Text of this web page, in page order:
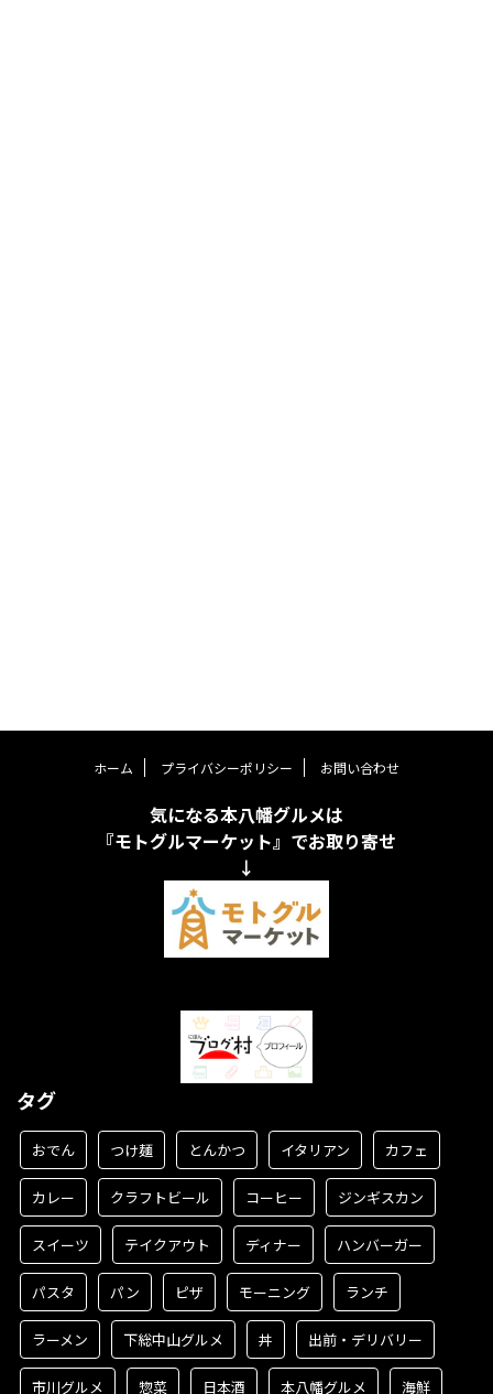
ホーム プライバシーポリシー お問い合わせ
気になる本八幡グルメは
『モトグルマーケット』でお取り寄せ
↓
タグ
おでん つけ麺 とんかつ イタリアン カフェ
カレー クラフトビール コーヒー ジンギスカン
スイーツ テイクアウト ディナー ハンバーガー
パスタ パン ピザ モーニング ランチ
ラーメン 下総中山グルメ 丼 出前・デリバリー
市川グルメ 惣菜 日本酒 本八幡グルメ 海鮮